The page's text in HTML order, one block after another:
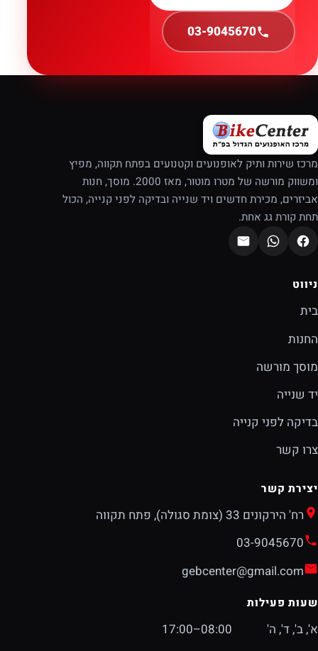
03-9045670
מרכז שירות ותיק לאופנועים וקטנועים בפתח תקווה, מפיץ
ומשווק מורשה של מטרו מוטור, מאז 2000. מוסך, חנות
אביזרים, מכירת חדשים ויד שנייה ובדיקה לפני קנייה, הכול
תחת קורת גג אחת.
ניווט
בית
החנות
מוסך מורשה
יד שנייה
בדיקה לפני קנייה
צרו קשר
יצירת קשר
רח' הירקונים 33 (צומת סגולה), פתח תקווה
03-9045670
gebcenter@gmail.com
שעות פעילות
א', ב', ד', ה'
08:00–17:00